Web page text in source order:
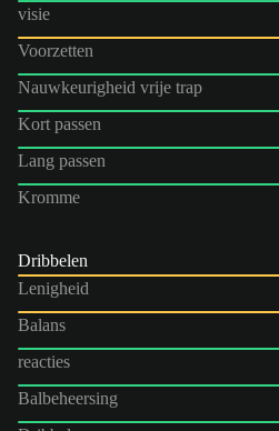
visie
Voorzetten
Nauwkeurigheid vrije trap
Kort passen
Lang passen
Kromme
Dribbelen
Lenigheid
Balans
reacties
Balbeheersing